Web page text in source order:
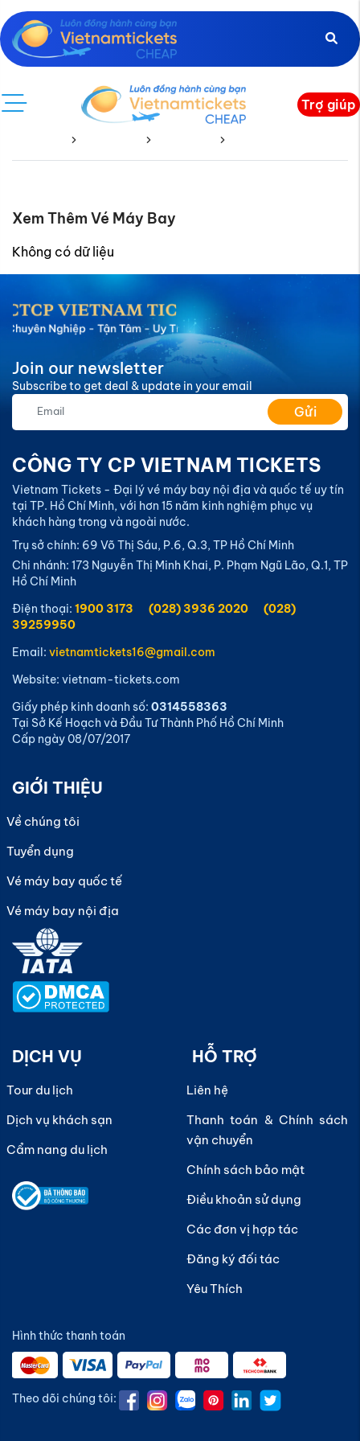
Trợ giúp
Xem Thêm Vé Máy Bay
Không có dữ liệu
Join our newsletter
Subscribe to get deal & update in your email
Gửi
CÔNG TY CP VIETNAM TICKETS
Vietnam Tickets - Đại lý vé máy bay nội địa và quốc tế uy tín
tại TP. Hồ Chí Minh, với hơn 15 năm kinh nghiệm phục vụ
khách hàng trong và ngoài nước.
Trụ sở chính: 69 Võ Thị Sáu, P.6, Q.3, TP Hồ Chí Minh
Chi nhánh: 173 Nguyễn Thị Minh Khai, P. Phạm Ngũ Lão, Q.1, TP
Hồ Chí Minh
Điện thoại: 1900 3173 (028) 3936 2020
(028)
39259950
Email: vietnamtickets16@gmail.com
Website: vietnam-tickets.com
Giấy phép kinh doanh số: 0314558363
Tại Sở Kế Hoạch và Đầu Tư Thành Phố Hồ Chí Minh
Cấp ngày 08/07/2017
GIỚI THIỆU
Về chúng tôi
Tuyển dụng
Vé máy bay quốc tế
Vé máy bay nội địa
DỊCH VỤ
Tour du lịch
Dịch vụ khách sạn
Cẩm nang du lịch
HỖ TRỢ
Liên hệ
Thanh toán & Chính sách
vận chuyển
Chính sách bảo mật
Điều khoản sử dụng
Các đơn vị hợp tác
Đăng ký đối tác
Yêu Thích
Hình thức thanh toán
Theo dõi chúng tôi: